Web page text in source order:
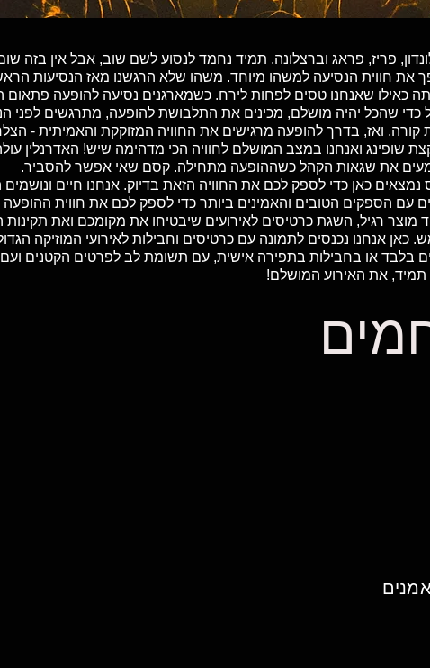
פריז, פראג וברצלונה. תמיד נחמד לנסוע לשם שוב, אבל אין
את חווית הנסיעה למשהו מיוחד. משהו שלא הרגשנו מאז הנסיעות
כאילו שאנחנו טסים לפחות לירח. כשמארגנים נסיעה להופעה פתאום
כדי שהכל יהיה מושלם, מכינים את התלבושת להופעה, מתרגשים לפני
ואז, בדרך להופעה מרגישים את החוויה המזוקקת והאמיתית -
קצת שופינג ואנחנו במצב המושלם לחוויה הכי מדהימה שיש!
את שגאות הקהל כשההופעה מתחילה. קסם שאי אפשר להסביר.
עם הספקים הטובים והאמינים ביותר כדי לספק לכם את חווית
מוצר רגיל, השגת כרטיסים לאירועים שיבטיחו את מקומכם ואת
כאן אנחנו נכנסים לתמונה עם כרטיסים וחבילות לאירועי המוזיקה
בלבד או בחבילות בתפירה אישית, עם תשומת לב לפרטים הקטנים
את האירוע המושלם!